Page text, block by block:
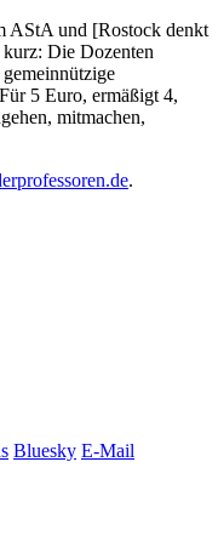
AStA und [Rostock denkt
kurz: Die Dozenten
5 Euro, ermäßigt 4,
mitmachen,
.
Bluesky E-Mail